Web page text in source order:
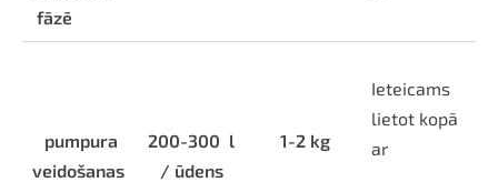
fāzē
pumpura
veidošanas
200-300 l
/ ūdens
1-2 kg
Ieteicams
lietot kopā
ar